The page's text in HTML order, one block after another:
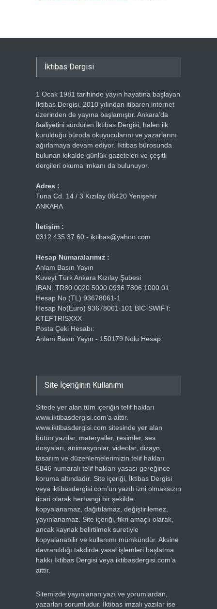
İktibas Dergisi
1 Ocak 1981 tarihinde yayın hayatına başlayan
İktibas Dergisi, 2010 yılından itibaren internet
üzerinden de yayına başlamıştır. Ankara’da
faaliyetini sürdüren İktibas Dergisi, halen ilk
kurulduğu büroda okuyucularını ve yazarlarını
ağırlamaya devam ediyor. İktibas bürosunda
bulunan lokalde günlük gazeteleri ve çeşitli
dergileri okuma imkanı da bulunuyor.
Adres :
Tuna Cd. 14 / 3 Kızılay 06420 Yenişehir
ANKARA
İletişim :
0312 435 37 60 - iktibas@yahoo.com
Hesap Numaralarımız :
Anlam Basın Yayın
Kuveyt Türk Ankara Kızılay Şubesi
IBAN: TR80 0020 5000 0936 7806 1000 01
Hesap No (TL) 93678061-1
Hesap No(Euro) 93678061-101 BIC-SWIFT:
KTEFTRISXXX
Posta Çeki Hesabı:
Anlam Basın Yayın - 150179 Nolu Hesap
Site İçeriğinin Kullanımı
Sitede yer alan tüm içeriğin telif hakları
www.iktibasdergisi.com’a aittir.
www.iktibasdergisi.com sitesinde yer alan
bütün yazılar, materyaller, resimler, ses
dosyaları, animasyonlar, videolar, dizayn,
tasarım ve düzenlemelerimizin telif hakları
5846 numaralı telif hakları yasası gereğince
koruma altındadır. Site içeriği, İktibas Dergisi
veya iktibasdergisi.com’un yazılı izni olmaksızın
ticari olarak herhangi bir şekilde
kopyalanamaz, dağıtılamaz, değiştirilemez,
yayınlanamaz. Site içeriği, fikri amaçlı olarak,
ancak kaynak belirtilmek suretiyle
kopyalanabilir ve kullanımı mümkündür. Aksine
davranıldığı takdirde yasal işlemleri başlatma
hakkı İktibas Dergisi veya iktibasdergisi.com’a
aittir.
Sitemizde yayınlanan yazı ve yorumlardan,
yazarları sorumludur. İktibas imzalı yazılar ise